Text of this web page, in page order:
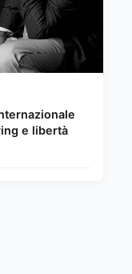
e libertà